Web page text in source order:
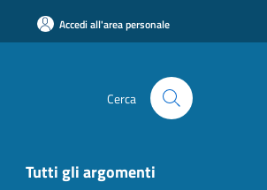
Accedi all'area personale
Cerca
Tutti gli argomenti